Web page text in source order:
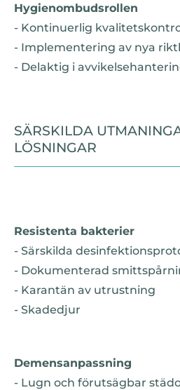
Hygienombudsrollen
- Kontinuerlig
- Implementering av nya
- Delaktig i
SÄRSKILDA
LÖSNINGAR
Resistenta bakterier
- Särskilda
- Dokumenterad
- Karantän av utrustning
- Skadedjur
Demensanpassning
- Lugn och förutsägbar